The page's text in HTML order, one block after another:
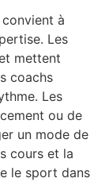
à
Les
mettent
coachs
Les
ou de
un mode de
cours et la
le sport dans